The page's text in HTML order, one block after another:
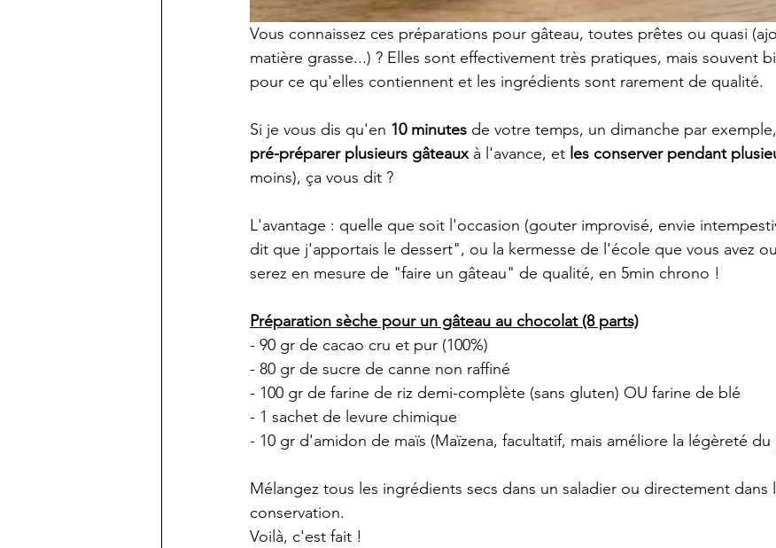
Vous connaissez ces préparations pour gâteau, toutes prêtes ou quasi
matière grasse...) ? Elles sont effectivement très pratiques, mais souvent
pour ce qu'elles contiennent et les ingrédients sont rarement de qualité.
Si je vous dis qu'en 10 minutes de votre temps, un dimanche par
pré-préparer plusieurs gâteaux à l'avance, et les conserver pendant
moins), ça vous dit ?
L'avantage : quelle que soit l'occasion (gouter improvisé, envie
dit que j'apportais le dessert", ou la kermesse de l'école que vous avez
serez en mesure de "faire un gâteau" de qualité, en 5min chrono !
Préparation sèche pour un gâteau au chocolat (8 parts)
- 90 gr de cacao cru et pur (100%)
- 80 gr de sucre de canne non raffiné
- 100 gr de farine de riz demi-complète (sans gluten) OU farine de blé
- 1 sachet de levure chimique
- 10 gr d'amidon de maïs (Maïzena, facultatif, mais améliore la légèreté du
Mélangez tous les ingrédients secs dans un saladier ou directement dans
conservation.
Voilà, c'est fait !